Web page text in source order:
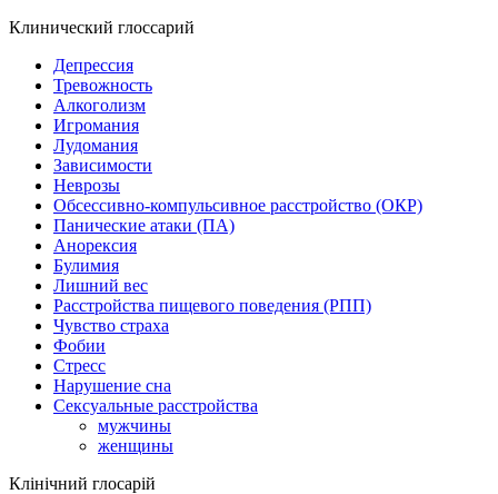
Клинический глоссарий
Депрессия
Тревожность
Алкоголизм
Игромания
Лудомания
Зависимости
Неврозы
Обсессивно-компульсивное расстройство (ОКР)
Панические атаки (ПА)
Анорексия
Булимия
Лишний вес
Расстройства пищевого поведения (РПП)
Чувство страха
Фобии
Стресс
Нарушение сна
Сексуальные расстройства
мужчины
женщины
Клінічний глосарій